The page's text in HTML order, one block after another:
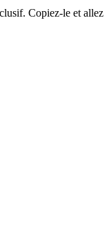
Copiez-le et allez